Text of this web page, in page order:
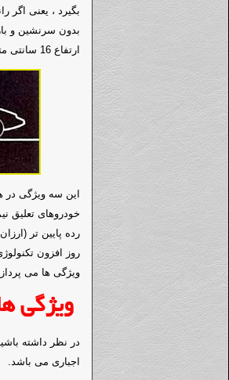
بدون سرنشین و
ارتفاع 16 سانتی متری می ماند.
این سه ویژگی در
خودروهای تعلیق
رده پایین تر
روز افزون
ویژگی ها می
ویژگی
در نظر داشته
اجباری می باشد.